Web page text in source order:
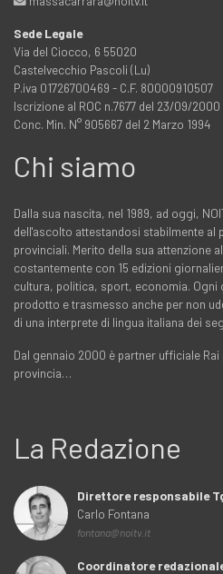
Sede Legale
Via del Ciocco, 6 55020
Castelvecchio Pascoli (Lu)
P.iva 01726700469 - C.F. 80000910507
Iscrizione al ROC n.7677 del 23/09/2000
Conc. Min. N° 905667 del 2 Marzo 1994
Chi siamo
Dalla sua nascita, nel 1989, ad oggi,
dell'ascolto attestandosi stabilmente al
provinciali. Merito della sua attenzione
costantemente con 15 edizioni
cultura, politica, sport, economia. Ogni
prodotto e trasmesso anche per non
di una interprete di lingua italiana dei
Dal gennaio 2000 è partner ufficiale
provincia…
La Redazione
Direttore responsabile
Carlo Fontana
fontana@noitv.it
Coordinatore